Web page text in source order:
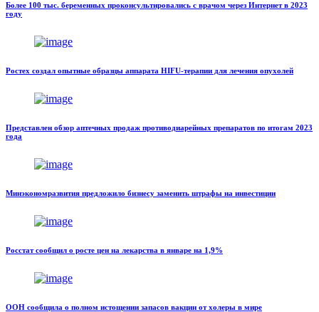
Более 100 тыс. беременных проконсультировались с врачом через Интернет в 2023
году
Ростех создал опытные образцы аппарата HIFU-терапии для лечения опухолей
Представлен обзор аптечных продаж противодиарейных препаратов по итогам 2023
года
Минэкономразвития предложило бизнесу заменить штрафы на инвестиции
Росстат сообщил о росте цен на лекарства в январе на 1,9%
ООН сообщила о полном истощении запасов вакцин от холеры в мире